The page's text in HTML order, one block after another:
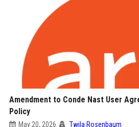
Amendment to Conde Nast User
Policy
May 20, 2026 Twila Rosenbaum